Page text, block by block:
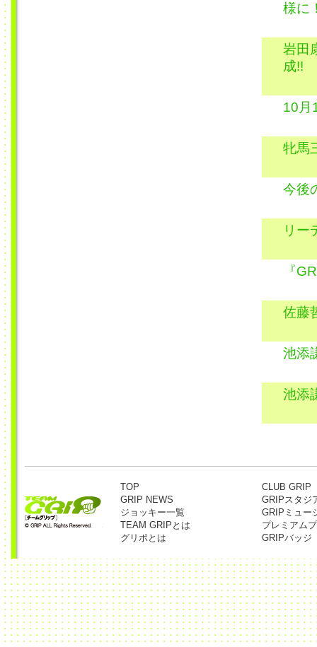
様に
岩田
成!!
10月
牝馬
今後
リー
『
佐藤
池添
池添
TOP
GRIP NEWS
ジョッキー一覧
TEAM GRIPとは
グリポとは
CLUB GRIP
GRIPスタジ
GRIPミュー
プレミアム
GRIPバッジ